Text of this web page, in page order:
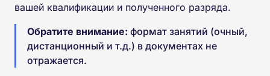
вашей квалификации и полученного разряда.
Обратите внимание: формат занятий (очный,
дистанционный и т.д.) в документах не
отражается.